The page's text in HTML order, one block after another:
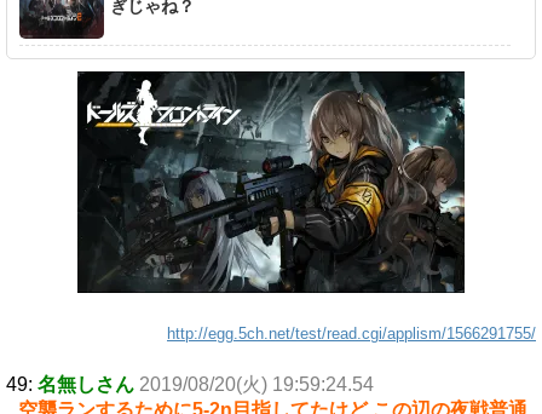
ぎじゃね？
http://egg.5ch.net/test/read.cgi/applism/1566291755/
49: 名無しさん 2019/08/20(火) 19:59:24.54
空襲ランするために5-2n目指してたけど この辺の夜戦普通